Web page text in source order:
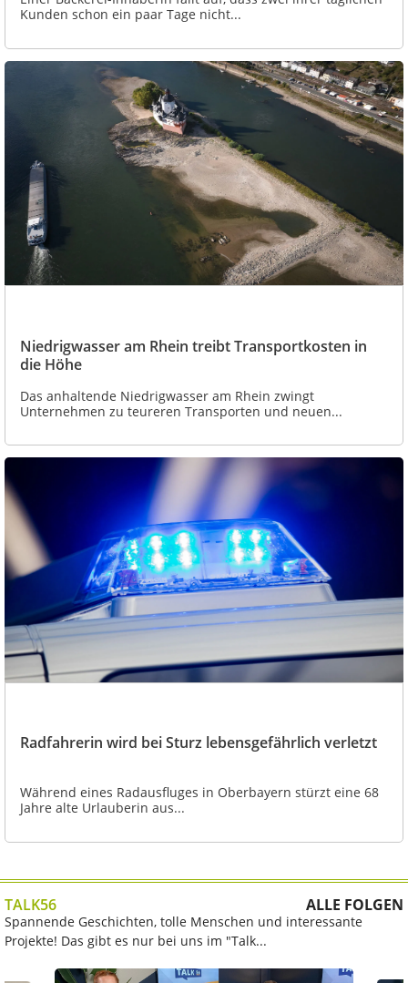
Kunden schon ein paar Tage nicht...
Niedrigwasser am Rhein treibt Transportkosten in
die Höhe
Das anhaltende Niedrigwasser am Rhein zwingt
Unternehmen zu teureren Transporten und neuen...
Radfahrerin wird bei Sturz lebensgefährlich verletzt
Während eines Radausfluges in Oberbayern stürzt eine 68
Jahre alte Urlauberin aus...
TALK56 ALLE FOLGEN
Spannende Geschichten, tolle Menschen und interessante
Projekte! Das gibt es nur bei uns im "Talk...